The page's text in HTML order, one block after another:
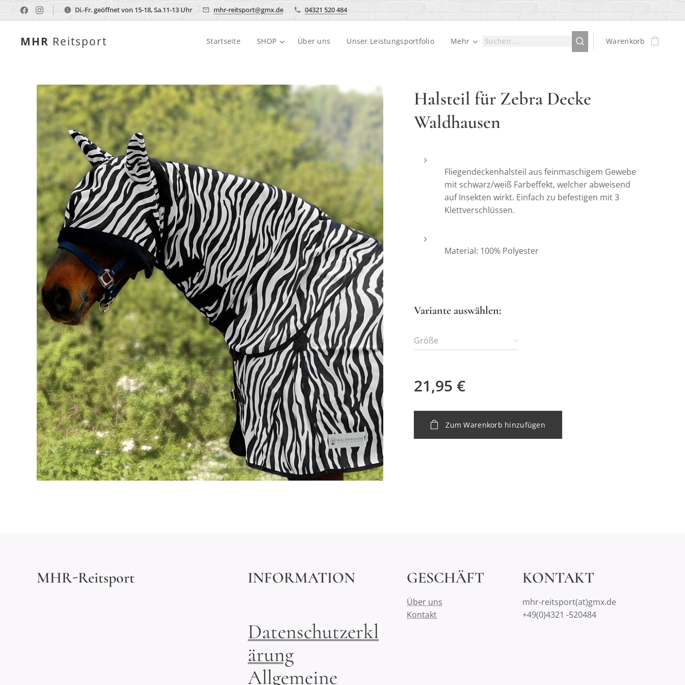
Di.-Fr. geöffnet von 15-18, Sa.11-13 Uhr mhr-reitsport@gmx.de 04321 520 484
MHR Reitsport Startseite SHOP Über uns Unser Leistungsportfolio Mehr Warenkorb
Halsteil für Zebra Decke
Waldhausen
Fliegendeckenhalsteil aus feinmaschigem Gewebe
mit schwarz/weiß Farbeffekt, welcher abweisend
auf Insekten wirkt. Einfach zu befestigen mit 3
Klettverschlüssen.
Material: 100% Polyester
Variante auswählen:
Größe
21,95 €
Zum Warenkorb hinzufügen
MHR-Reitsport INFORMATION
Datenschutzerkl
ärung
Allgemeine
GESCHÄFT
Über uns
Kontakt
KONTAKT
mhr-reitsport(at)gmx.de
+49(0)4321 -520484